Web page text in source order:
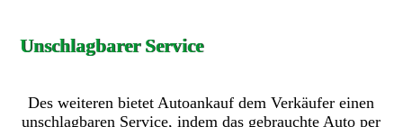
Unschlagbarer Service
Des weiteren bietet Autoankauf dem Verkäufer einen
unschlagbaren Service, indem das gebrauchte Auto per